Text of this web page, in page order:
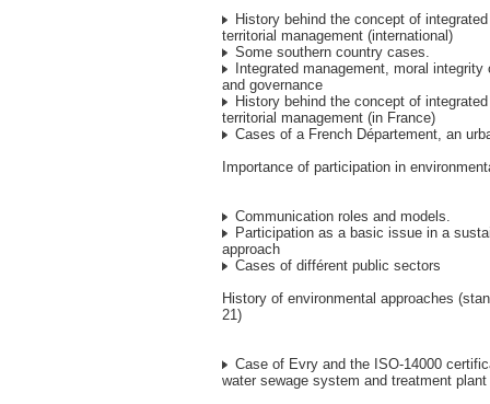
History behind the concept of
territorial management (international)
Some southern country cases.
Integrated management, moral
and governance
History behind the concept of
territorial management (in France)
Cases of a French Département, an
Importance of participation in
Communication roles and models.
Participation as a basic issue in a
approach
Cases of différent public sectors
History of environmental approaches
21)
Case of Evry and the ISO-14000
water sewage system and treatment plant